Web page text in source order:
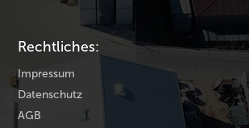
Rechtliches:
Impressum
Datenschutz
AGB